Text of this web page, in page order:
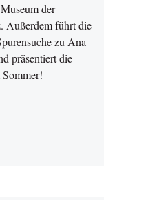
der
Außerdem führt die
zu Ana
präsentiert die